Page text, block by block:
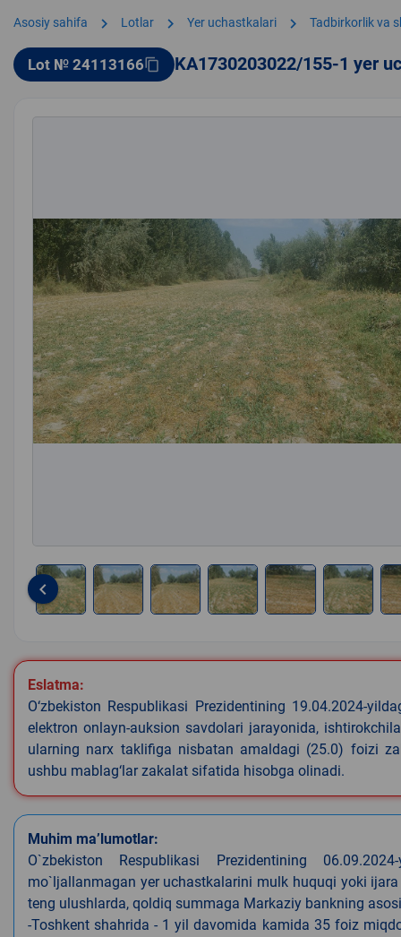
Asosiy sahifa chevron_right Lotlar chevron_right Yer uchastkalari chevron_right Tadbirkorlik va
Lot № 24113166content_copy KA1730203022/155-1 yer
of
7
keyboard_arrow_left
Eslatma:
O‘zbekiston Respublikasi Prezidentining 19.04.2024-
elektron onlayn-auksion savdolari jarayonida,
ularning narx taklifiga nisbatan amaldagi (25.0) foizi
ushbu mablag‘lar zakalat sifatida hisobga olinadi.
Muhim ma’lumotlar:
O`zbekiston Respublikasi Prezidentining
mo`ljallanmagan yer uchastkalarini mulk huquqi yoki
teng ulushlarda, qoldiq summaga Markaziy bankning
-Toshkent shahrida - 1 yil davomida kamida 35 foiz